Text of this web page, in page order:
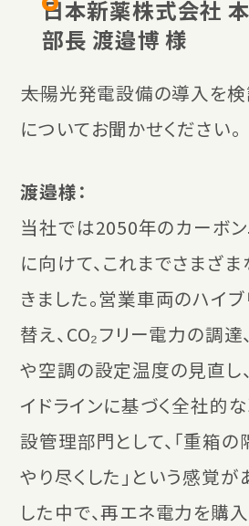
日本新薬株式会社
部長 渡邉博 様
――太陽光発電設備の導入を
についてお聞かせください。
渡邉様：
当社では2050年のカーボ
に向けて、これまでさまざ
きました。営業車両のハイ
替え、CO₂フリー電力の調
や空調の設定温度の見直し
イドラインに基づく全社的
設管理部門として、「重箱の
やり尽くした」という感覚が
した中で、再エネ電力を購